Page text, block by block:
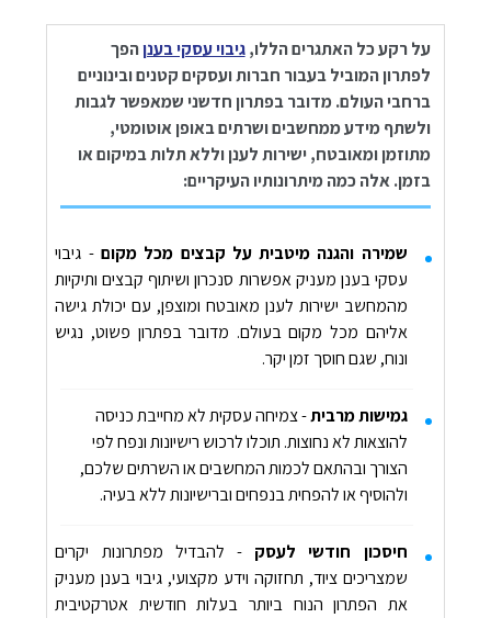
על רקע כל האתגרים הללו,גיבוי עסקי בענןהפך
לפתרון המוביל בעבור חברות ועסקים קטנים ובינוניים
ברחבי העולם. מדובר בפתרון חדשני שמאפשר לגבות
ולשתף מידע ממחשבים ושרתים באופן אוטומטי,
מתוזמן ומאובטח, ישירות לענן וללא תלות במיקום או
בזמן. אלה כמה מיתרונותיו העיקריים:
שמירה והגנה מיטבית על קבצים מכל מקום- גיבוי
עסקי בענן מעניק אפשרות סנכרון ושיתוף קבצים ותיקיות
מהמחשב ישירות לענן מאובטח ומוצפן, עם יכולת גישה
אליהם מכל מקום בעולם. מדובר בפתרון פשוט, נגיש
ונוח, שגם חוסך זמן יקר.
גמישות מרבית- צמיחה עסקית לא מחייבת כניסה
להוצאות לא נחוצות. תוכלו לרכוש רישיונות ונפח לפי
הצורך ובהתאם לכמות המחשבים או השרתים שלכם,
ולהוסיף או להפחית בנפחים וברישיונות ללא בעיה.
חיסכון חודשי לעסק -
​ להבדיל מפתרונות יקרים
שמצריכים ציוד, תחזוקה וידע מקצועי, גיבוי בענן מעניק
את הפתרון הנוח ביותר בעלות חודשית אטרקטיבית